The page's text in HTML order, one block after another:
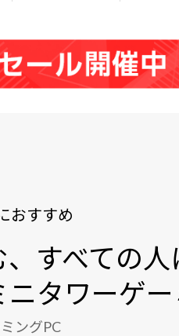
おすすめ
すべての人
ニタワーゲ
ングPC